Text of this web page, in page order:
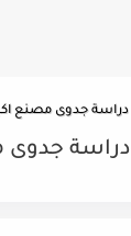
دراسة جدوى مصنع
دراسة جدوى